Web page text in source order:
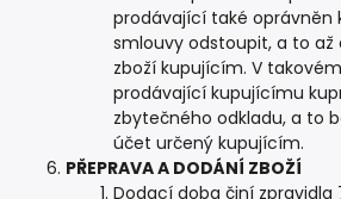
prodávající také oprávněn
smlouvy odstoupit, a to
zboží kupujícím. V
prodávající kupujícímu
zbytečného odkladu, a to
účet určený kupujícím.
PŘEPRAVA A DODÁNÍ ZBOŽÍ
Dodací doba činí zpravidla